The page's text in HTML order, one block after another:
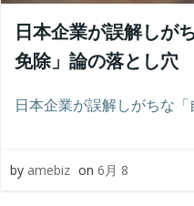
日本企業が誤解しが
免除」論の落とし穴
日本企業が誤解しがちな
by amebiz on 6月 8